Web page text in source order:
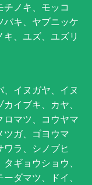
ノキ、モッコ
バキ、ヤブニッケ
、ユズ、ユズリ
イヌガヤ、イヌ
イブキ、カヤ、
ロマツ、コウヤマ
ツガ、ゴヨウマ
ラ、シノブヒ
ギョウショウ、
ダマツ、ドイ、